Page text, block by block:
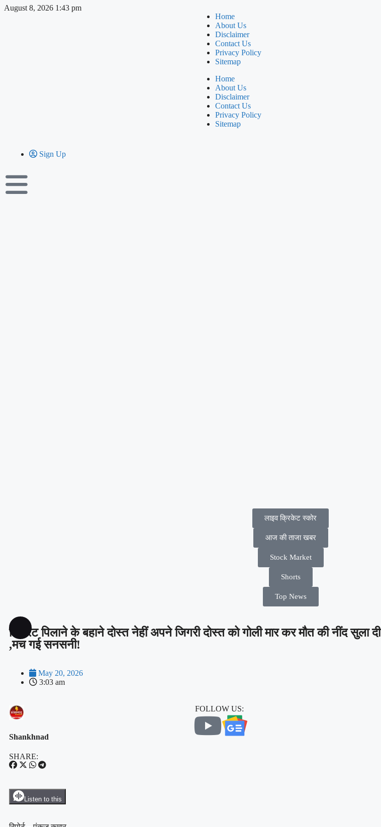
August 8, 2026 1:43 pm
Home
About Us
Disclaimer
Contact Us
Privacy Policy
Sitemap
Home
About Us
Disclaimer
Contact Us
Privacy Policy
Sitemap
Sign Up
लाइव क्रिकेट स्कोर
आज की ताजा खबर
Stock Market
Shorts
Top News
सिगरेट पिलाने के बहाने दोस्त नेहीं अपने जिगरी दोस्त को गोली मार कर मौत की नींद सुला दी
,मच गई सनसनी!
May 20, 2026
3:03 am
Shankhnad
FOLLOW US:
SHARE:
Listen to this